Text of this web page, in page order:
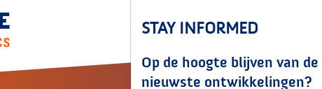
STAY INFORMED
Op de hoogte blijven van de
nieuwste ontwikkelingen?